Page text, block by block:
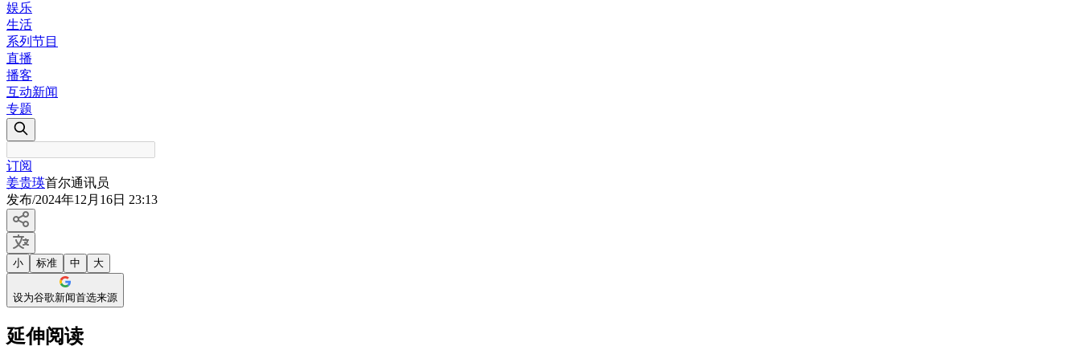
娱乐
生活
系列节目
直播
播客
互动新闻
专题
订阅
姜贵瑛首尔通讯员
发布/2024年12月16日 23:13
小 标准 中 大
设为谷歌新闻首选来源
延伸阅读